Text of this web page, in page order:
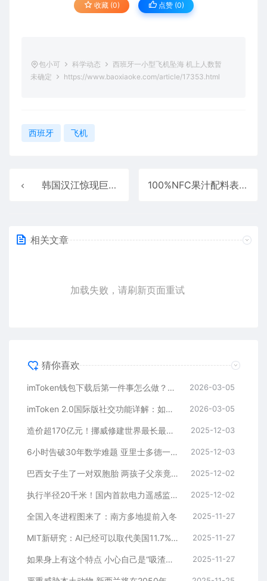
收藏 (0) 点赞 (0)
包小可 科学动态
西班牙一小型飞机坠海 机上人数暂
未确定
https://www.baoxiaoke.com/article/17353.html
西班牙 飞机
韩国汉江惊现巨型不明物体引恐慌：已有先例 可能又是浮漂 100%NFC果汁配料表第一位竟是水 专家：商家为博眼球的营销
相关文章
加载失败，请刷新页面重试
猜你喜欢
imToken钱包下载后第一件事怎么做？安全备份助记词是关键 2026-03-05
imToken 2.0国际版社交功能详解：如何通过好友找回钱包？ 2026-03-05
造价超170亿元！挪威修建世界最长最深海底公路隧道 2025-12-03
6小时告破30年数学难题 亚里士多德一夜成名 2025-12-03
巴西女子生了一对双胞胎 两孩子父亲竟不是同一人！ 2025-12-02
执行半径20千米！国内首款电力遥感监测领域系留飞艇首飞 2025-12-02
全国入冬进程图来了：南方多地提前入冬 2025-11-27
MIT新研究：AI已经可以取代美国11.7%劳动力 2025-11-27
如果身上有这个特点 小心自己是“吸渣体质” 2025-11-27